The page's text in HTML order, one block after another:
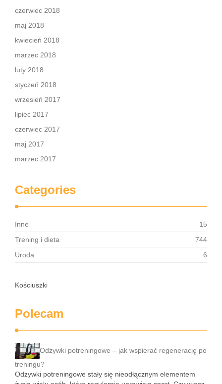
czerwiec 2018
maj 2018
kwiecień 2018
marzec 2018
luty 2018
styczeń 2018
wrzesień 2017
lipiec 2017
czerwiec 2017
maj 2017
marzec 2017
Categories
Inne
15
Trening i dieta
744
Uroda
6
Kościuszki
Polecam
Odżywki potreningowe – jak wspierać regenerację po
treningu?
Odżywki potreningowe stały się nieodłącznym elementem